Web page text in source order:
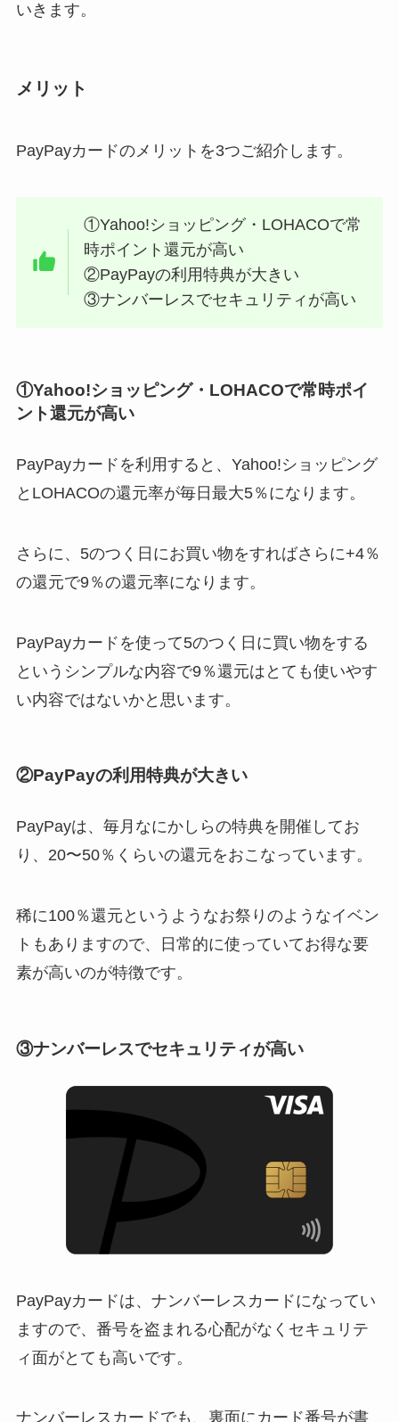
いきます。
メリット
PayPayカードのメリットを3つご紹介します。
①Yahoo!ショッピング・LOHACOで常
時ポイント還元が高い
②PayPayの利用特典が大きい
③ナンバーレスでセキュリティが高い
①Yahoo!ショッピング・LOHACOで常時ポイ
ント還元が高い
PayPayカードを利用すると、Yahoo!ショッピング
とLOHACOの還元率が毎日最大5％になります。
さらに、5のつく日にお買い物をすればさらに+4％
の還元で9％の還元率になります。
PayPayカードを使って5のつく日に買い物をする
というシンプルな内容で9％還元はとても使いやす
い内容ではないかと思います。
②PayPayの利用特典が大きい
PayPayは、毎月なにかしらの特典を開催してお
り、20〜50％くらいの還元をおこなっています。
稀に100％還元というようなお祭りのようなイベン
トもありますので、日常的に使っていてお得な要
素が高いのが特徴です。
③ナンバーレスでセキュリティが高い
PayPayカードは、ナンバーレスカードになってい
ますので、番号を盗まれる心配がなくセキュリテ
ィ面がとても高いです。
ナンバーレスカードでも、裏面にカード番号が書